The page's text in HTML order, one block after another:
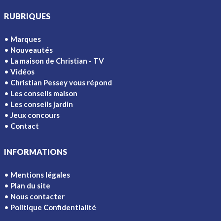
RUBRIQUES
Marques
Nouveautés
La maison de Christian - TV
Vidéos
Christian Pessey vous répond
Les conseils maison
Les conseils jardin
Jeux concours
Contact
INFORMATIONS
Mentions légales
Plan du site
Nous contacter
Politique Confidentialité